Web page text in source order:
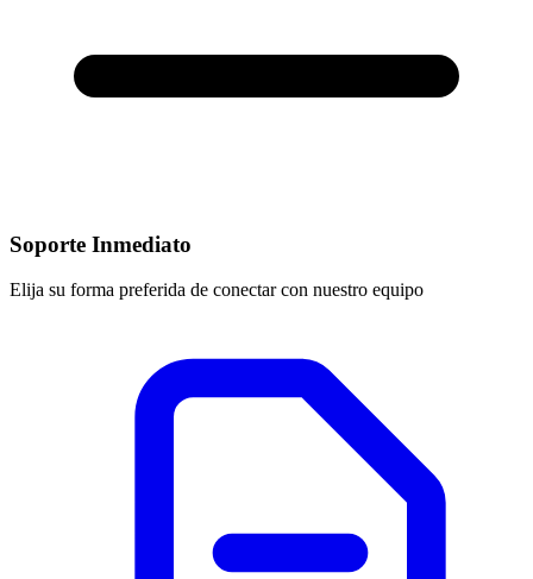
Soporte Inmediato
Elija su forma preferida de conectar con nuestro equipo